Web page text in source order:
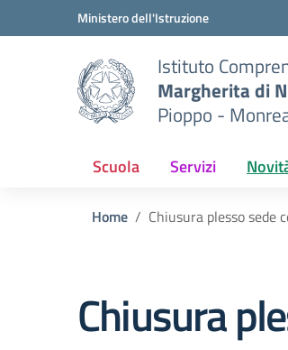
Vai ai contenuti
Vai al menu di navigazione
Ministero dell'Istruzione
Istituto
Margherita di
Pioppo -
Scuola Servizi
Home Chiusura plesso sede
Chiusura